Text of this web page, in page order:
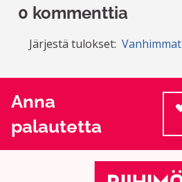
0 kommenttia
Järjestä tulokset: Vanhimmat
Anna
palautetta